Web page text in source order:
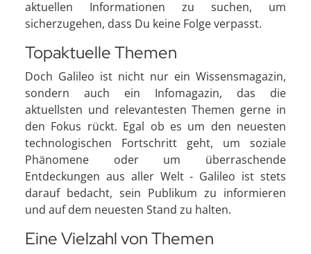
aktuellen Informationen zu suchen, um
sicherzugehen, dass Du keine Folge verpasst.
Topaktuelle Themen
Doch Galileo ist nicht nur ein Wissensmagazin,
sondern auch ein Infomagazin, das die
aktuellsten und relevantesten Themen gerne in
den Fokus rückt. Egal ob es um den neuesten
technologischen Fortschritt geht, um soziale
Phänomene oder um überraschende
Entdeckungen aus aller Welt - Galileo ist stets
darauf bedacht, sein Publikum zu informieren
und auf dem neuesten Stand zu halten.
Eine Vielzahl von Themen